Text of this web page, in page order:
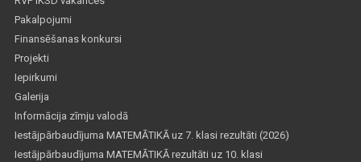
Pakalpojumi
Finansēšanas konkursi
Projekti
Iepirkumi
Galerija
Informācija zīmju valodā
Iestājpārbaudījuma MATEMĀTIKĀ uz 7. klasi rezultāti (2026)
Iestājpārbaudījuma MATEMĀTIKĀ rezultāti uz 10. klasi